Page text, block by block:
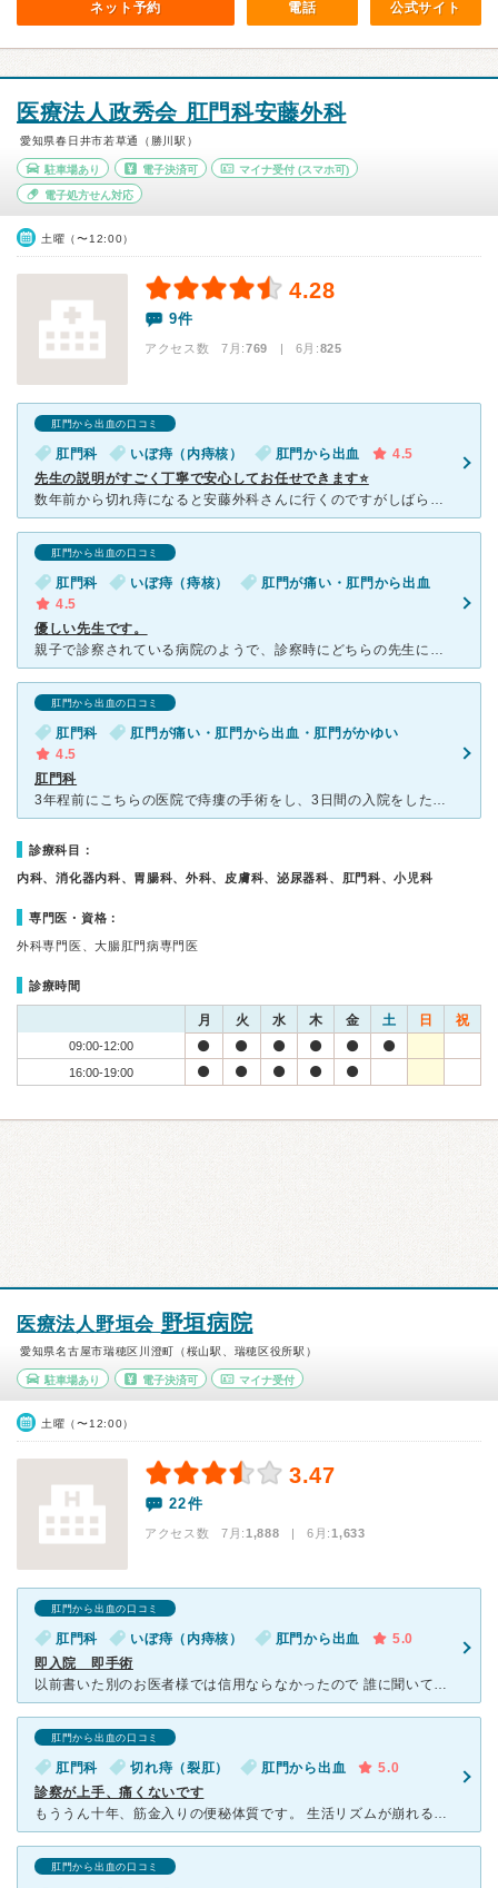
ネット予約 電話 公式サイト
医療法人政秀会 肛門科安藤外科
愛知県春日井市若草通（勝川駅）
駐車場あり 電子決済可 マイナ受付 (スマホ可)
電子処方せん対応
土曜（〜12:00）
4.28
9件
アクセス数 7月:769 | 6月:825
肛門から出血の口コミ
肛門科 いぼ痔（内痔核） 肛門から出血
4.5
先生の説明がすごく丁寧で安心してお任せできます⭐
数年前から切れ痔になると安藤外科さんに行くのですがしばらく症状が出なくて行っていませんでした。 妊娠中に急に悪化していぼが出来てしまい、つらくてこの病院に久しぶりに行った所、妊娠中でも出来る応急処置
肛門から出血の口コミ
肛門科 いぼ痔（痔核）
肛門が痛い・肛門から出血
4.5
優しい先生です。
親子で診察されている病院のようで、診察時にどちらの先生にするかを聞いてくださいました。初診のためわからなかったので、看護師さんに自分の症状を伝え、先生を選んでいただきました。息子さんの先生にお願いする
肛門から出血の口コミ
肛門科
肛門が痛い・肛門から出血・肛門がかゆい
4.5
肛門科
3年程前にこちらの医院で痔瘻の手術をし、3日間の入院をした経験があります。 今回は肛門の痒みとたまに切れる事があるので、診てもらいました。 土曜日の朝イチの受付時間に合わせていきましたが、すでに数
診療科目：
内科、消化器内科、胃腸科、外科、皮膚科、泌尿器科、肛門科、小児科
専門医・資格：
外科専門医、大腸肛門病専門医
診療時間
月 火 水 木 金 土 日 祝
09:00-12:00
16:00-19:00
医療法人野垣会 野垣病院
愛知県名古屋市瑞穂区川澄町（桜山駅、瑞穂区役所駅）
駐車場あり 電子決済可 マイナ受付
土曜（〜12:00）
3.47
22件
アクセス数 7月:1,888 | 6月:1,633
肛門から出血の口コミ
肛門科 いぼ痔（内痔核） 肛門から出血
5.0
即入院 即手術
以前書いた別のお医者様では信用ならなかったので 誰に聞いても肛門科はココ！という野垣さんを選び通院しました。 すごく混んでます。 大袈裟じゃなくて。 飛び込む前に必ず予約は必要ですよ 診
肛門から出血の口コミ
肛門科 切れ痔（裂肛） 肛門から出血
5.0
診察が上手、痛くないです
もううん十年、筋金入りの便秘体質です。 生活リズムが崩れるとすぐに便秘になります。 季節の変わり目や、風邪で体調崩して他院で抗生物質を処方されると、 テキメンにカチカチ便になり、運が悪いと出
肛門から出血の口コミ